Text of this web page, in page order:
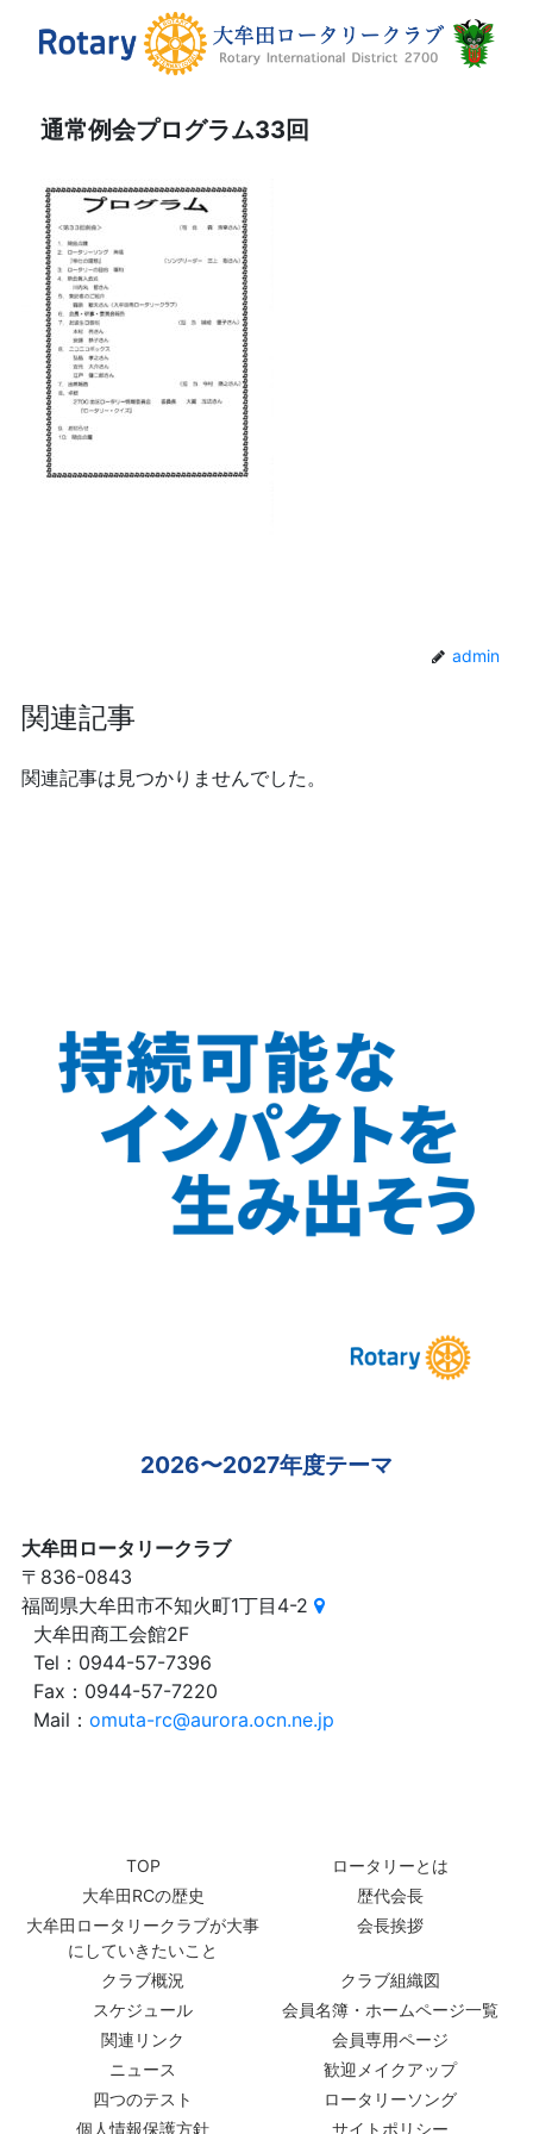
通常例会プログラム33回
admin
関連記事
関連記事は見つかりませんでした。
2026〜2027年度テーマ
大牟田ロータリークラブ
〒836-0843
福岡県大牟田市不知火町1丁目4-2
大牟田商工会館2F
Tel：0944-57-7396
Fax：0944-57-7220
Mail：omuta-rc@aurora.ocn.ne.jp
TOP
ロータリーとは
大牟田RCの歴史
歴代会長
大牟田ロータリークラブが大事
にしていきたいこと
会長挨拶
クラブ概況
クラブ組織図
スケジュール
会員名簿・ホームページ一覧
関連リンク
会員専用ページ
ニュース
歓迎メイクアップ
四つのテスト
ロータリーソング
個人情報保護方針
サイトポリシー